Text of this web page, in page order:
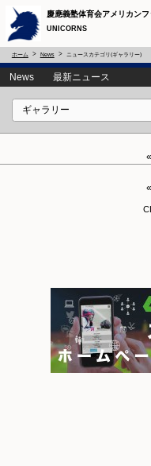
慶應義塾体育会アメリカン
UNICORNS
ホーム News ニュースカテゴリ(ギャラリー)
News 最新ニュース